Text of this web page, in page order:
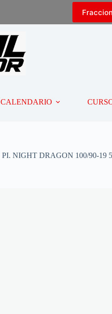
CALENDARIO
PI. NIGHT DRAGON 100/90-19